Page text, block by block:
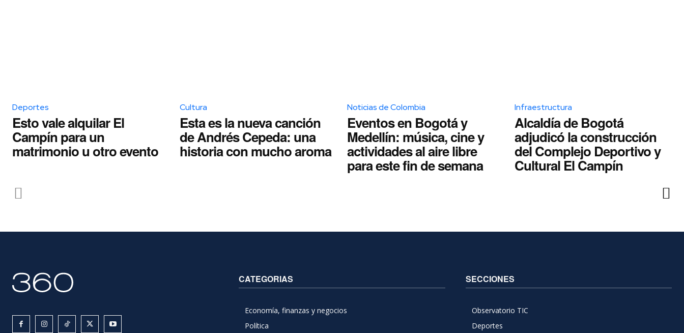
Deportes
Esto vale alquilar El
Campín para un
matrimonio u otro evento
Cultura
Esta es la nueva canción
de Andrés Cepeda: una
historia con mucho aroma
Noticias de Colombia
Eventos en Bogotá y
Medellín: música, cine y
actividades al aire libre
para este fin de semana
Infraestructura
Alcaldía de Bogotá
adjudicó la construcción
del Complejo Deportivo y
Cultural El Campín
CATEGORIAS
Economía, finanzas y negocios
Política
SECCIONES
Observatorio TIC
Deportes